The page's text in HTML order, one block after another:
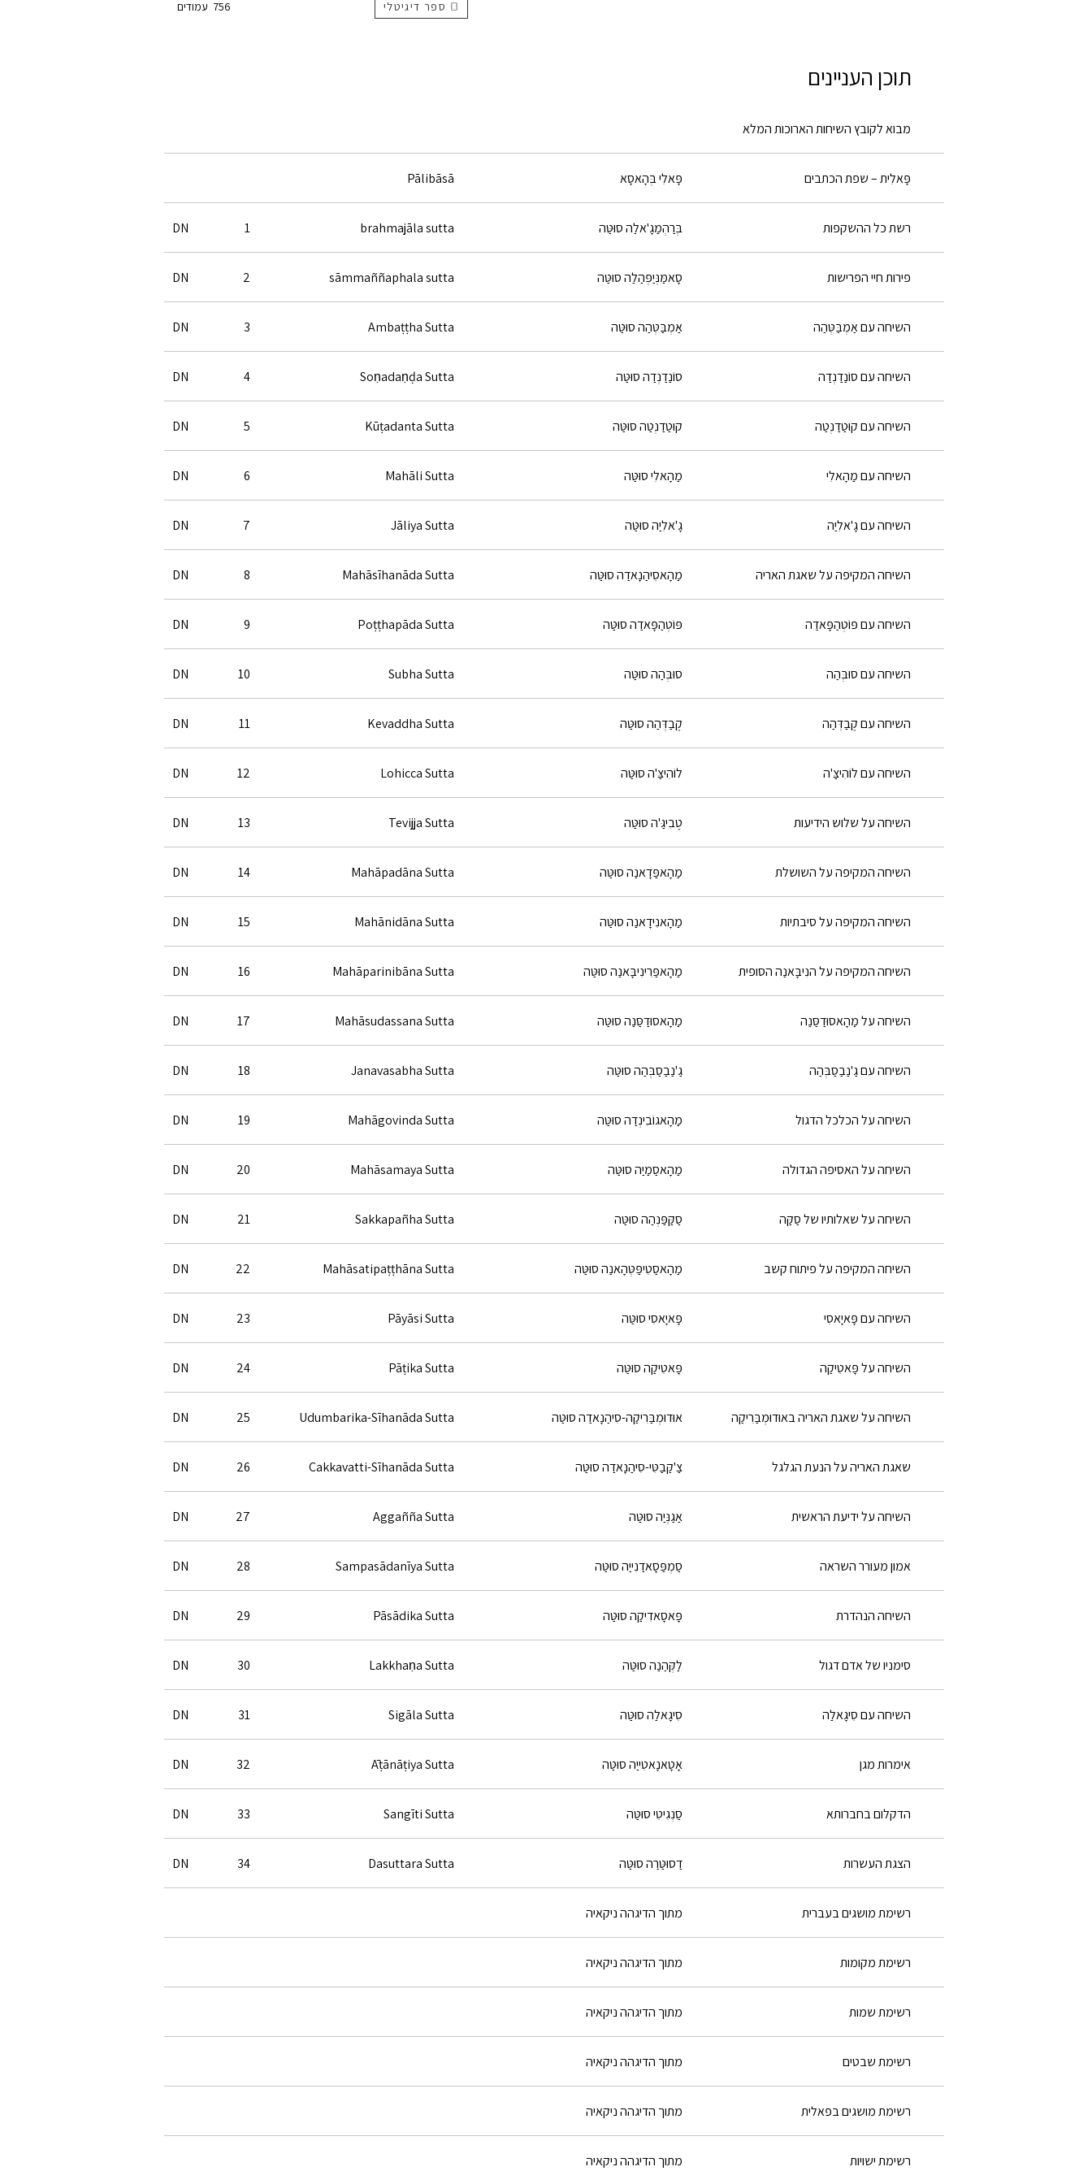
ספר דיגיטלי 756 עמודים
תוכן העניינים
מבוא לקובץ השיחות הארוכות המלא
פָּאלִית – שפת הכתבים פָּאלִי בְּהָאסָא Pālibāsā
רשת כל ההשקפות בְּרַהְמַגָ'אלַה סוּטַּה brahmajāla sutta
1
DN
פירות חיי הפרישות סָאמַּנְּיַפְּהַלַה סוּטַּה sāmmaññaphala sutta
2
DN
השיחה עם אַמְבַּטְּהַה אַמְבַּטְּהַה סוּטַּה Ambaṭṭha Sutta
3
DN
השיחה עם סוֹנַדַנְדַה סוֹנַדַנְדַה סוּטַּה Soṇadaṇḍa Sutta
4
DN
השיחה עם קוּטַדַנְטַה קוּטַדַנְטַה סוּטַּה Kūṭadanta Sutta
5
DN
השיחה עם מַהָאלִי מַהָאלִי סוּטַּה Mahāli Sutta
6
DN
השיחה עם גָ'אלִיַה גָ'אלִיַה סוּטַּה Jāliya Sutta
7
DN
השיחה המקיפה על שאגת האריה מַהָאסִיהַנָאדַה סוּטַּה Mahāsīhanāda Sutta
8
DN
השיחה עם פּוֹטְהַפָּאדַה פּוֹטְהַפָּאדַה סוּטַּה Poṭṭhapāda Sutta
9
DN
השיחה עם סוּבְּהַה סוּבְּהַה סוּטַּה Subha Sutta
10
DN
השיחה עם קֶבַדְּהַה קֶבַדְּהַה סוּטַּה Kevaddha Sutta
11
DN
השיחה עם לוֹהִיצַּ'ה לוֹהִיצַּ'ה סוּטַּה Lohicca Sutta
12
DN
השיחה על שלוש הידיעות טֶבִיגַּ'ה סוּטַּה Tevijja Sutta
13
DN
השיחה המקיפה על השושלת מַהָאפַּדָאנַה סוּטַּה Mahāpadāna Sutta
14
DN
השיחה המקיפה על סיבתיות מַהָאנִידָאנַה סוּטַּה Mahānidāna Sutta
15
DN
השיחה המקיפה על הנִיבָּאנַה הסופית מַהָאפַּרִינִיבָּאנַה סוּטַּה Mahāparinibāna Sutta
16
DN
השיחה על מַהָאסוּדַסַּנַה מַהָאסוּדַסַּנַה סוּטַּה Mahāsudassana Sutta
17
DN
השיחה עם גַ'נַבַסַבְּהַה גַ'נַבַסַבְּהַה סוּטַּה Janavasabha Sutta
18
DN
השיחה על הכלכל הדגול מַהָאגוֹבִינְדַה סוּטַּה Mahāgovinda Sutta
19
DN
השיחה על האסיפה הגדולה מַהָאסַמַיַה סוּטַּה Mahāsamaya Sutta
20
DN
השיחה על שאלותיו של סַקַּה סַקַּפַּנְהַה סוּטַּה Sakkapañha Sutta
21
DN
השיחה המקיפה על פיתוח קשב מַהָאסַטִיפַּטְּהָאנַה סוּטַּה Mahāsatipaṭṭhāna Sutta
22
DN
השיחה עם פָּאיָאסִי פָּאיָאסִי סוּטַּה Pāyāsi Sutta
23
DN
השיחה על פָּאטִיקַה פָּאטִיקַה סוּטַּה Pāṭika Sutta
24
DN
השיחה על שאגת האריה באוּדוּמְבַּרִיקַה אוּדוּמְבַּרִיקַה-סִיהַנָאדַה סוּטַּה Udumbarika-Sīhanāda Sutta
25
DN
שאגת האריה על הנעת הגלגל צַ'קַּבַטִּי-סִיהַנָאדַה סוּטַּה Cakkavatti-Sīhanāda Sutta
26
DN
השיחה על ידיעת הראשית אַגַנְּיַה סוּטַּה Aggañña Sutta
27
DN
אמון מעורר השראה סַמְפַּסָאדַנִייַה סוּטַּה Sampasādanīya Sutta
28
DN
השיחה הנהדרת פָּאסָאדִיקַה סוּטַּה Pāsādika Sutta
29
DN
סימניו של אדם דגול לַקְּהַנַה סוּטַּה Lakkhaṇa Sutta
30
DN
השיחה עם סִיגָאלַה סִיגָאלַה סוּטַּה Sigāla Sutta
31
DN
אימרות מגן אָטָאנָאטִייַה סוּטַּה Āṭānāṭiya Sutta
32
DN
הדקלום בחברותא סַנְגִיטִי סוּטַּה Sangīti Sutta
33
DN
הצגת העשרות דַסוּטַּרַה סוּטַּה Dasuttara Sutta
34
DN
רשימת מושגים בעברית מתוך הדיגהה ניקאיה
רשימת מקומות מתוך הדיגהה ניקאיה
רשימת שמות מתוך הדיגהה ניקאיה
רשימת שבטים מתוך הדיגהה ניקאיה
רשימת מושגים בפאלית מתוך הדיגהה ניקאיה
רשימת ישויות מתוך הדיגהה ניקאיה